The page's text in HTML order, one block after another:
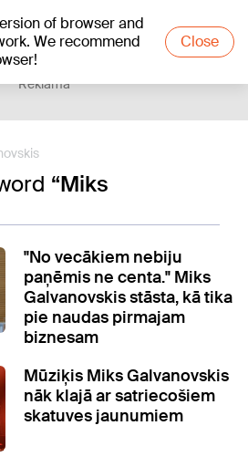
of browser and
We recommend
Close
Reklāma
“Miks
"No vecākiem nebiju
paņēmis ne centa." Miks
Galvanovskis stāsta, kā tika
pie naudas pirmajam
biznesam
Mūziķis Miks Galvanovskis
nāk klajā ar satriecošiem
skatuves jaunumiem